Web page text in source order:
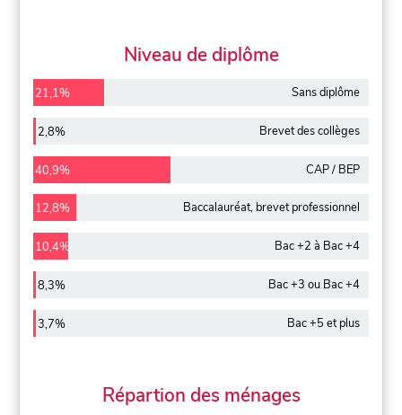
Niveau de diplôme
21,1% Sans diplôme
2,8% Brevet des collèges
40,9% CAP / BEP
12,8% Baccalauréat, brevet professionnel
10,4% Bac +2 à Bac +4
8,3% Bac +3 ou Bac +4
3,7% Bac +5 et plus
Répartion des ménages